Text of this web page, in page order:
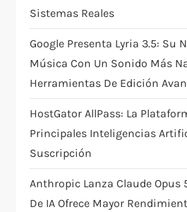
Sistemas Reales
Google Presenta Lyria 3.5: Su
Música Con Un Sonido Más
Herramientas De Edición
HostGator AllPass: La
Principales Inteligencias
Suscripción
Anthropic Lanza Claude Opus
De IA Ofrece Mayor